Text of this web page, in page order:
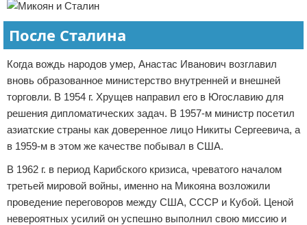
После Сталина
Когда вождь народов умер, Анастас Иванович возглавил
вновь образованное министерство внутренней и внешней
торговли. В 1954 г. Хрущев направил его в Югославию для
решения дипломатических задач. В 1957-м министр посетил
азиатские страны как доверенное лицо Никиты Сергеевича, а
в 1959-м в этом же качестве побывал в США.
В 1962 г. в период Карибского кризиса, чреватого началом
третьей мировой войны, именно на Микояна возложили
проведение переговоров между США, СССР и Кубой. Ценой
невероятных усилий он успешно выполнил свою миссию и